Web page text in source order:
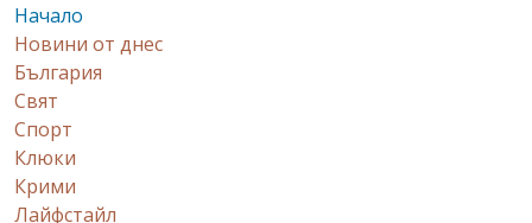
Начало
Новини от днес
България
Свят
Спорт
Клюки
Крими
Лайфстайл